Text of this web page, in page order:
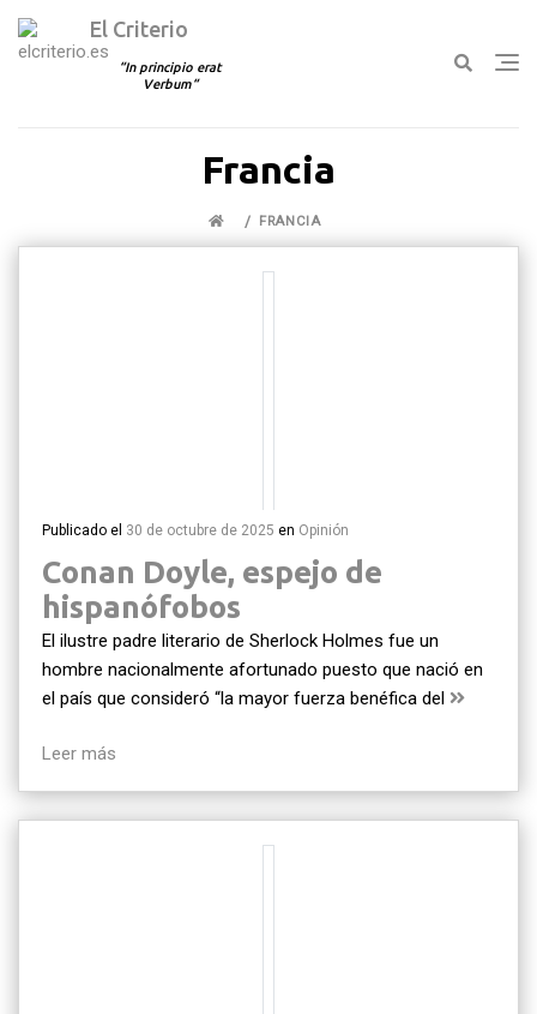
El Criterio
In principio erat
Verbum
Francia
FRANCIA
Publicado el 30 de octubre de 2025 en Opinión
Conan Doyle, espejo de
hispanófobos
El ilustre padre literario de Sherlock Holmes fue un
hombre nacionalmente afortunado puesto que nació en
el país que consideró “la mayor fuerza benéfica del
Leer más